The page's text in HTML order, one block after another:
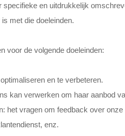
en uitdrukkelijk
met die doeleinden.
voor de volgende doeleinden:
en te verbeteren.
kan verwerken om haar aanbod
het vragen om feedback over onze
enz.